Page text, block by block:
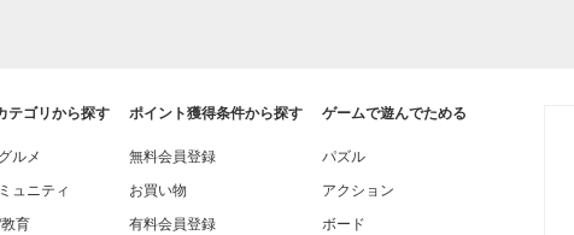
テゴリから探す
ルメ
ュニティ
育
ポイント獲得条件から探す
無料会員登録
お買い物
有料会員登録
ゲームで遊んでためる
パズル
アクション
ボード